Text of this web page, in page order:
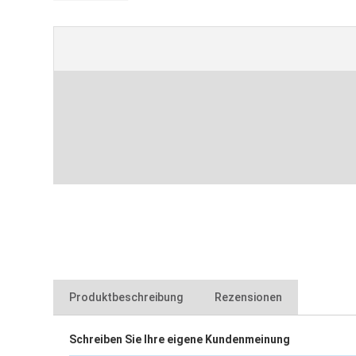
Produktbeschreibung
zum ergonomischen Verlegen und Tragen von
Rezensionen
Schreiben Sie Ihre eigene Kundenmeinung